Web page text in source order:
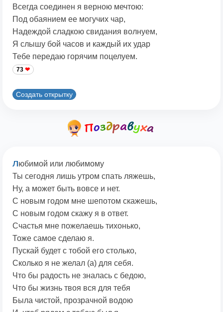
Всегда соединен я верною мечтою:
Под обаянием ее могучих чар,
Надеждой сладкою свидания волнуем,
Я слышу бой часов и каждый их удар
Тебе передаю горячим поцелуем.
73
Создать открытку
любимой или любимому
Ты сегодня лишь утром спать ляжешь,
Ну, а может быть вовсе и нет.
С новым годом мне шепотом скажешь,
С новым годом скажу я в ответ.
Счастья мне пожелаешь тихонько,
Тоже самое сделаю я.
Пускай будет с тобой его столько,
Сколько я не желал (а) для себя.
Что бы радость не зналась с бедою,
Что бы жизнь твоя вся для тебя
Была чистой, прозрачной водою